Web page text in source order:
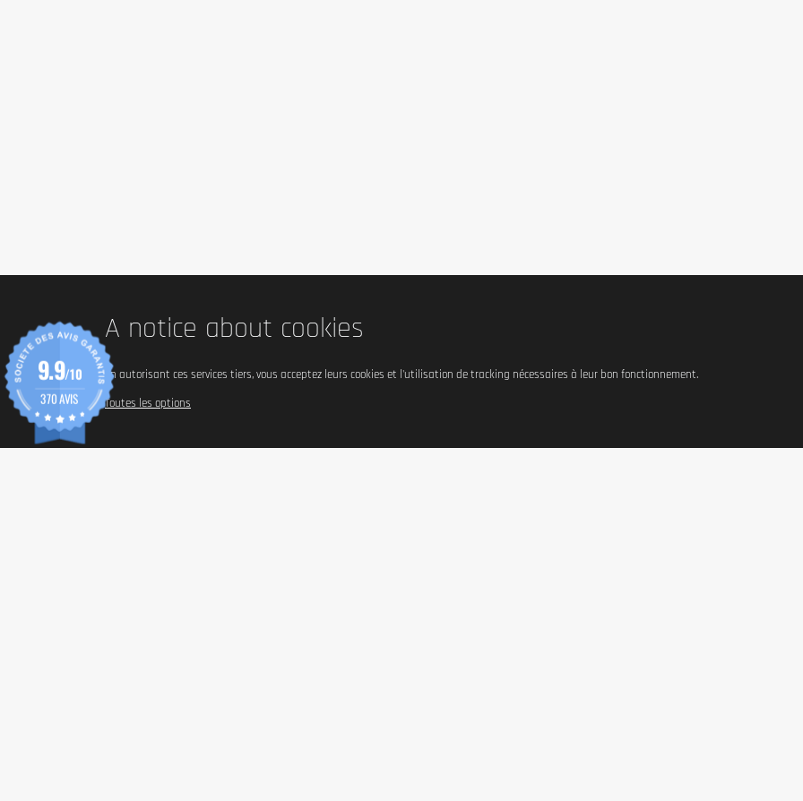
A notice about cookies
En autorisant ces services tiers, vous acceptez leurs cookies et l'utilisation de tracking nécessaires à leur bon fonctionnement.
Toutes les options
9.9/10
370 AVIS